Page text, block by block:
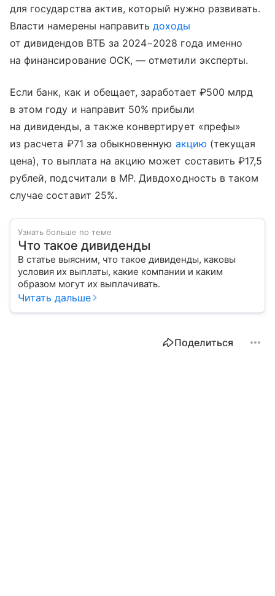
для государства актив, который нужно развивать.
Власти намерены направитьдоходы
от дивидендов ВТБ за 2024−2028 года именно
на финансирование ОСК, — отметили эксперты.
Если банк, как и обещает, заработает ₽500 млрд
в этом году и направит 50% прибыли
на дивиденды, а также конвертирует «префы»
из расчета ₽71 за обыкновенную акцию (текущая
цена), то выплата на акцию может составить ₽17,5
рублей, подсчитали в MP. Дивдоходность в таком
случае составит 25%.
Узнать больше по теме
Что такое дивиденды
В статье выясним, что такое дивиденды, каковы
условия их выплаты, какие компании и каким
образом могут их выплачивать.
Читать дальше
Поделиться